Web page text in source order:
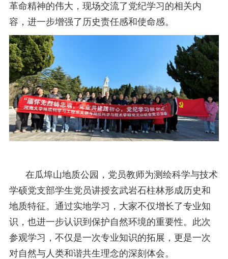
革命精神的伟大， 现场交流了党纪学习的相关内
容， 进一步增强了历史责任感和使命感。
在瓜埠山地质公园 ， 党员教师为测绘科学与技术
学硕党支部学生党员讲授玄武岩石柱林形成历史和
地质特征。通过实地学习 ，大家不仅增长了专业知
识，也进一步认识到保护自然环境的重要性。此次
参观学习，不仅是一次专业知识的拓展，更是一次
对自然与人类和谐共生理念的深刻体会。